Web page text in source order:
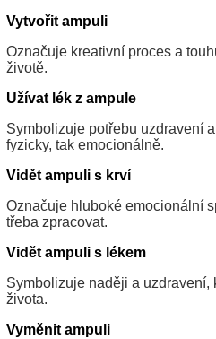
Vytvořit ampuli
Označuje kreativní proces a
životě.
Užívat lék z ampule
Symbolizuje potřebu uzdravení
fyzicky, tak emocionálně.
Vidět ampuli s krví
Označuje hluboké emocionální
třeba zpracovat.
Vidět ampuli s lékem
Symbolizuje naději a uzdravení,
života.
Vyměnit ampuli